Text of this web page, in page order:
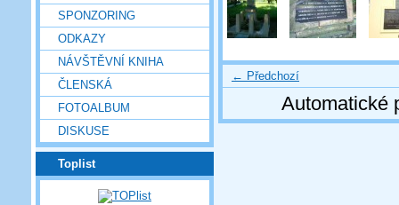
SPONZORING
ODKAZY
NÁVŠTĚVNÍ KNIHA
ČLENSKÁ
FOTOALBUM
DISKUSE
Toplist
← Předchozí
Automatické